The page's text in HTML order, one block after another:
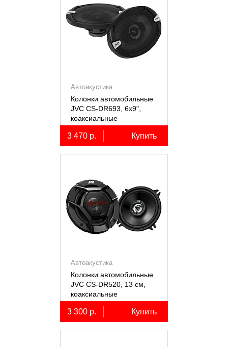
Автоакустика
Колонки автомобильные
JVC CS-DR693, 6х9",
коаксиальные
трёхполосные, 2 шт.
3 470 р. Купить
Автоакустика
Колонки автомобильные
JVC CS-DR520, 13 см,
коаксиальные
двухполосные, 2 шт.
3 300 р. Купить